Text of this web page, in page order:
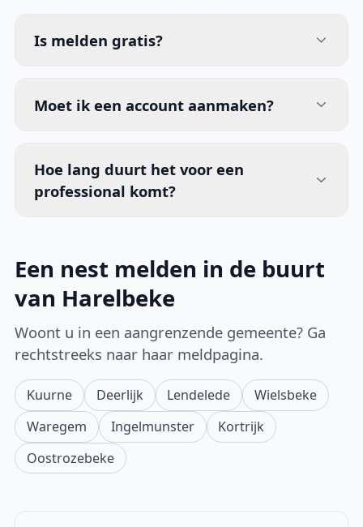
Is melden gratis?
Moet ik een account aanmaken?
Hoe lang duurt het voor een
professional komt?
Een nest melden in de buurt
van Harelbeke
Woont u in een aangrenzende gemeente? Ga
rechtstreeks naar haar meldpagina.
Kuurne Deerlijk Lendelede
Wielsbeke
Waregem
Ingelmunster
Kortrijk
Oostrozebeke